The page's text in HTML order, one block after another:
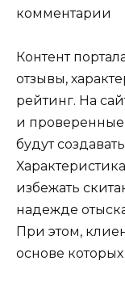
комментарии
Контент
отзывы,
рейтинг. На
и
будут
избежать
надежде
При этом,
основе